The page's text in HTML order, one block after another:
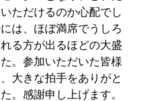
ただけるのか心配でし
は、ほぼ満席でうしろ
る方が出るほどの大盛
。参加いただいた皆様
大きな拍手をありがと
。感謝申し上げます。